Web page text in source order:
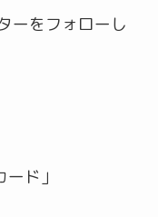
ーをフォローし
ド」